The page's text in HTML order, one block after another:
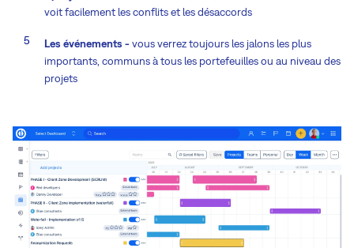
voit facilement les conflits et les désaccords
Les événements -vous verrez toujours les jalons les plus
importants, communs à tous les portefeuilles ou au niveau des
projets